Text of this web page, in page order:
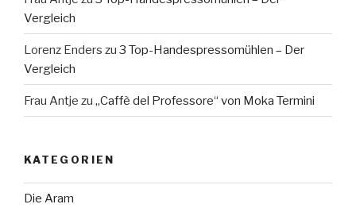
Vergleich
Lorenz Enders zu 3 Top-Handespressomühlen – Der
Vergleich
Frau Antje zu „Caffè del Professore“ von Moka Termini
KATEGORIEN
Die Aram